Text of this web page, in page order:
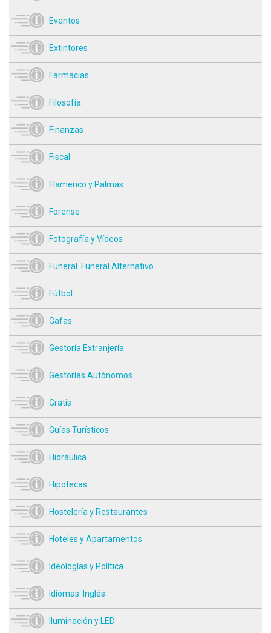
Eventos
Extintores
Farmacias
Filosofía
Finanzas
Fiscal
Flamenco y Palmas
Forense
Fotografía y Vídeos
Funeral. Funeral Alternativo
Fútbol
Gafas
Gestoría Extranjería
Gestorías Autónomos
Gratis
Guías Turísticos
Hidráulica
Hipotecas
Hostelería y Restaurantes
Hoteles y Apartamentos
Ideologías y Política
Idiomas. Inglés
Iluminación y LED